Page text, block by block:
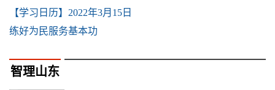
【学习日历】2022年3月15日
练好为民服务基本功
智理山东